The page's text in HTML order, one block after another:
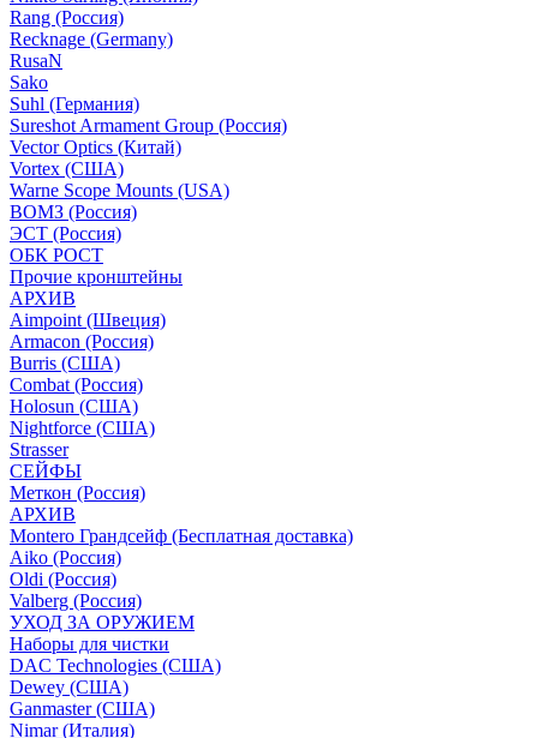
Rang (Россия)
Recknage (Germany)
RusaN
Sako
Suhl (Германия)
Sureshot Armament Group (Россия)
Vector Optics (Китай)
Vortex (США)
Warne Scope Mounts (USA)
ВОМЗ (Россия)
ЭСТ (Россия)
ОБК РОСТ
Прочие кронштейны
АРХИВ
Aimpoint (Швеция)
Armacon (Россия)
Burris (США)
Combat (Россия)
Holosun (США)
Nightforce (США)
Strasser
СЕЙФЫ
Меткон (Россия)
АРХИВ
Montero Грандсейф (Бесплатная доставка)
Aiko (Россия)
Oldi (Россия)
Valberg (Россия)
УХОД ЗА ОРУЖИЕМ
Наборы для чистки
DAC Technologies (США)
Dewey (США)
Ganmaster (США)
Nimar (Италия)